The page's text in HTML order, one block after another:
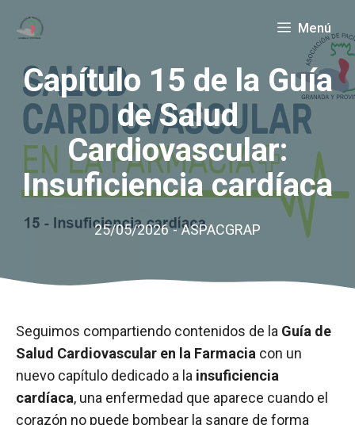
Menú
Capítulo 15 de la Guía
de Salud
Cardiovascular:
Insuficiencia cardíaca
25/05/2026 - ASPACGRAP
Seguimos compartiendo contenidos de la Guía de
Salud Cardiovascular en la Farmacia con un
nuevo capítulo dedicado a la insuficiencia
cardíaca, una enfermedad que aparece cuando el
corazón no puede bombear la sangre de forma